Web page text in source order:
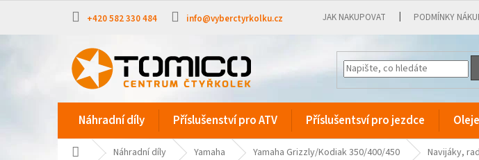
obsah
+420 582 330 484 info@vyberctyrkolku.cz JAK NAKUPOVAT PODMÍNKY
Náhradní díly Příslušenství pro ATV Příslušentsví pro jezdce
Domů Náhradní díly Yamaha Yamaha Grizzly/Kodiak 350/400/450 Navijáky,